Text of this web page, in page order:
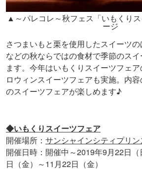
▲～パレコレ～秋フェス「いもくり
ージ
さつまいもと栗を使用したスイーツ
などの秋ならではの食材で季節のス
ます。今年はいもくりスイーツフェ
ロウィンスイーツフェアも実施。内
のスイーツフェアが楽しめます♪
◆いもくりスイーツフェア
開催場所： サンシャインシティプリ
開催日時：開催中～2019年9月22日
日（金）～11月22日（金）